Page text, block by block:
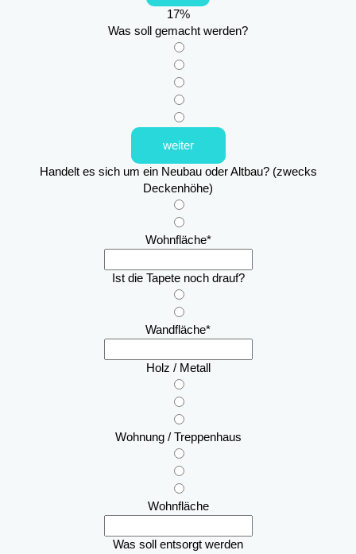
17%
Was soll gemacht werden?
weiter
Handelt es sich um ein Neubau oder Altbau? (zwecks
Deckenhöhe)
Wohnfläche*
Ist die Tapete noch drauf?
Wandfläche*
Holz / Metall
Wohnung / Treppenhaus
Wohnfläche
Was soll entsorgt werden